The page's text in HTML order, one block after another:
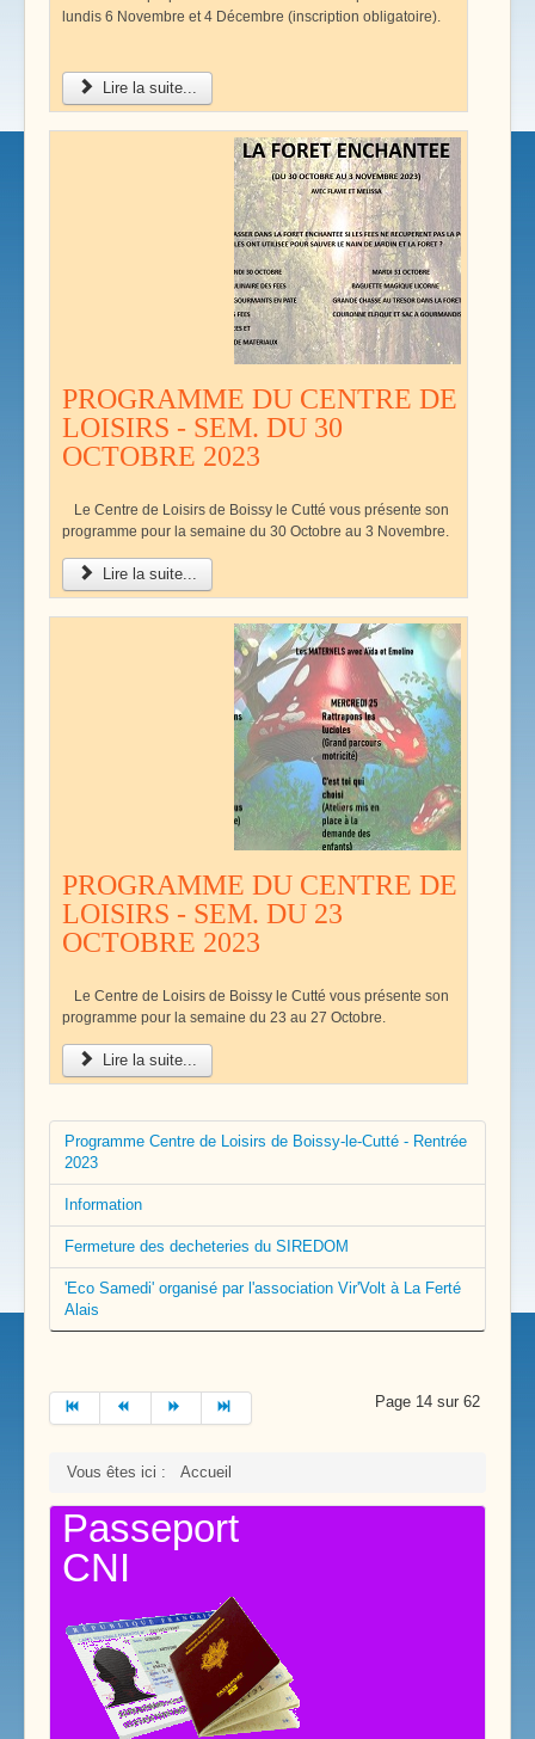
lundis 6 Novembre et 4 Décembre (inscription obligatoire).
Lire la suite...
PROGRAMME DU CENTRE DE
LOISIRS - SEM. DU 30
OCTOBRE 2023
Le Centre de Loisirs de Boissy le Cutté vous présente son
programme pour la semaine du 30 Octobre au 3 Novembre.
Lire la suite...
PROGRAMME DU CENTRE DE
LOISIRS - SEM. DU 23
OCTOBRE 2023
Le Centre de Loisirs de Boissy le Cutté vous présente son
programme pour la semaine du 23 au 27 Octobre.
Lire la suite...
Programme Centre de Loisirs de Boissy-le-Cutté - Rentrée
2023
Information
Fermeture des decheteries du SIREDOM
'Eco Samedi' organisé par l'association Vir'Volt à La Ferté
Alais
Page 14 sur 62
Vous êtes ici : Accueil
Passeport
CNI